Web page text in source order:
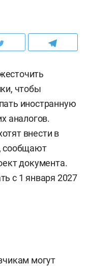
чтобы
иностранную
аналогов.
внести в
сообщают
документа.
с 1 января 2027
могут